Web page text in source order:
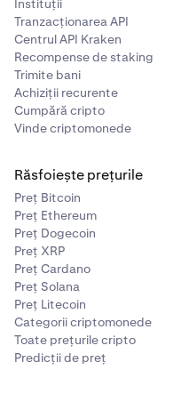
moment, deoarece
compatibilitate ar
din ambele părți, ceea ce
vedere lipsa de
primim vești de la echipa
următoare și vom reveni
noutăți pe viitor. Între
portofel compatibil
Instituții
Tranzacționarea API
Centrul API Kraken
Recompense de staking
Trimite bani
Achiziții recurente
Cumpără cripto
Vinde criptomonede
Răsfoiește prețurile
Preț Bitcoin
Preț Ethereum
Preț Dogecoin
Preț XRP
Preț Cardano
Preț Solana
Preț Litecoin
Categorii criptomonede
Toate prețurile cripto
Predicții de preț